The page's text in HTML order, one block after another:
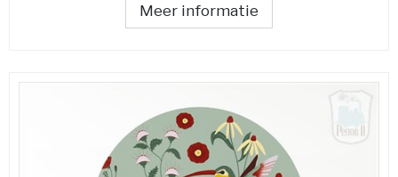
Meer informatie